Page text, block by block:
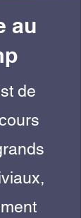
au
de